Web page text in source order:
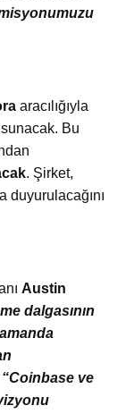
aracılığıyla
sunacak. Bu
. Şirket,
duyurulacağını
Austin
dalgasının
“Coinbase ve